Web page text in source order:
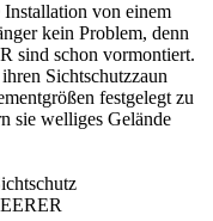
von einem
kein Problem, denn
sind schon vormontiert.
Sichtschutzzaun
festgelegt zu
sie welliges Gelände